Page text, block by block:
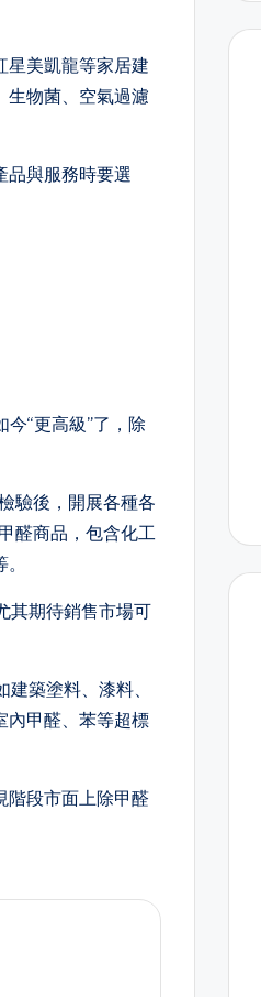
星美凱龍等家居建
生物菌、空氣過濾
品與服務時要選
“更高級”了，除
驗後，開展各種各
醛商品，包含化工
其期待銷售市場可
築塗料、漆料、
內甲醛、苯等超標
階段市面上除甲醛